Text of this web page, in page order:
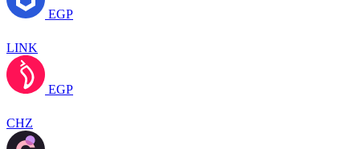
EGP
LINK
EGP
CHZ